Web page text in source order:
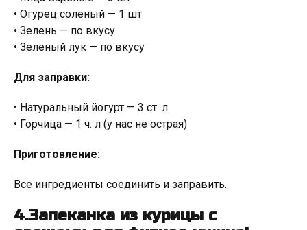
• Огурец соленый — 1 шт
• Зелень — по вкусу
• Зеленый лук — по вкусу
Для заправки:
• Натуральный йогурт — 3 ст. л
• Горчица — 1 ч. л (у нас не острая)
Приготовление:
Все ингредиенты соединить и заправить.
4.Запеканка из курицы с